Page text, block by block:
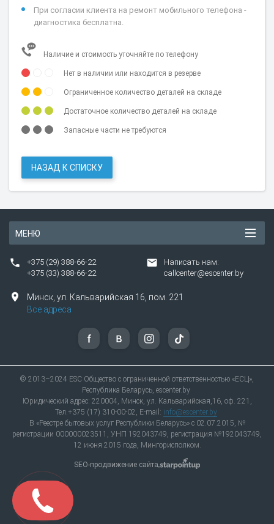
При согласии клиента на ремонт мобильного телефона -
диагностика бесплатна.
Наличие и стоимость уточняйте по телефону
Нет в наличии или находится в резерве
Ограниченное количество деталей на складе
Достаточное количество деталей на складе
Запасные части не требуются
НАЗАД К СПИСКУ
МЕНЮ
+375 (29) 388-66-22
+375 (33) 388-66-22
Написать нам:
callcenter@escenter.by
Минск, ул. Кальварийская 16, пом. 221
Все адреса
© 2013–2024 ESC Общество с ограниченной ответственностью «ЕСЦ»,
Республика Беларусь, escenter.by
Юридический адрес: 220004, Минск, ул. Кальварийская,16, оф. 221,
Тел.+375 (17) 310-00-02, E-mail: info@escenter.by
В «Реестре бытовых услуг Республики Беларусь» с 02.07.2015, №
регистрации 000000023511, УНП 192043749, регистрация №192043749,
12 июня 2015 года, Мингорисполком.
SEO-продвижение сайта